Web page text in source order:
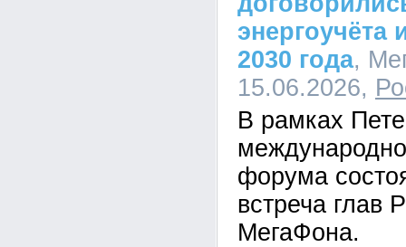
энергоучёта
2030 года,
15.06.2026,
В рамках
форума
встреча глав
МегаФона.